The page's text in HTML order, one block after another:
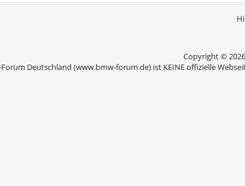
Copyright ©
Forum Deutschland (www.bmw-forum.de) ist KEINE offizielle